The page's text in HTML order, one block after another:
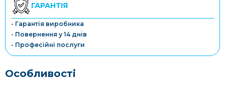
ГАРАНТІЯ
- Гарантія виробника
- Повернення у 14 днів
- Професійні послуги
Особливості